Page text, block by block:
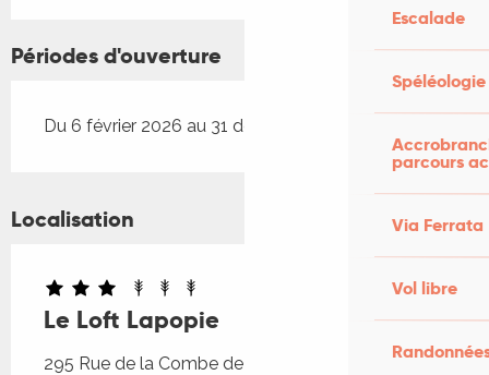
Escalade
Spéléologie
parcours
Via Ferrata
Vol libre
Périodes d'ouverture
Du 6 février 2026 au 31 décembre 2026
Localisation
Le Loft Lapopie
295 Rue de la Combe de Redoles, 46330 Tour-